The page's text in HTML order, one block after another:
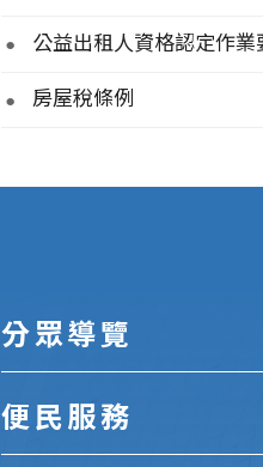
公益出租人資格認定作業
房屋稅條例
分眾導覽
便民服務